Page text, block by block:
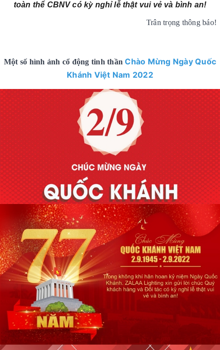
toàn thể CBNV có kỳ nghỉ lễ thật vui vẻ và bình an!
Trân trọng thông báo!
Một số hình ảnh cổ động tinh thầnChào Mừng Ngày Quốc
Khánh Việt Nam 2022